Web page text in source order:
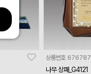
상품번호 676787
나무 상패_G4121